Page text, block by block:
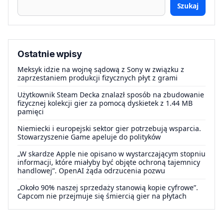
Szukaj
Ostatnie wpisy
Meksyk idzie na wojnę sądową z Sony w związku z
zaprzestaniem produkcji fizycznych płyt z grami
Użytkownik Steam Decka znalazł sposób na zbudowanie
fizycznej kolekcji gier za pomocą dyskietek z 1.44 MB
pamięci
Niemiecki i europejski sektor gier potrzebują wsparcia.
Stowarzyszenie Game apeluje do polityków
„W skardze Apple nie opisano w wystarczającym stopniu
informacji, które miałyby być objęte ochroną tajemnicy
handlowej”. OpenAI żąda odrzucenia pozwu
„Około 90% naszej sprzedaży stanowią kopie cyfrowe”.
Capcom nie przejmuje się śmiercią gier na płytach